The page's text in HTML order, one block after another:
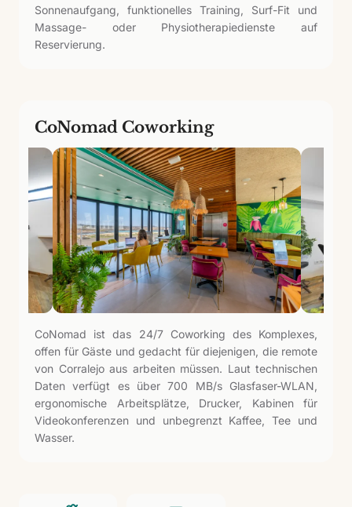
Sonnenaufgang, funktionelles Training, Surf-Fit und
Massage- oder Physiotherapiedienste auf
Reservierung.
CoNomad Coworking
CoNomad ist das 24/7 Coworking des Komplexes,
offen für Gäste und gedacht für diejenigen, die remote
von Corralejo aus arbeiten müssen. Laut technischen
Daten verfügt es über 700 MB/s Glasfaser-WLAN,
ergonomische Arbeitsplätze, Drucker, Kabinen für
Videokonferenzen und unbegrenzt Kaffee, Tee und
Wasser.